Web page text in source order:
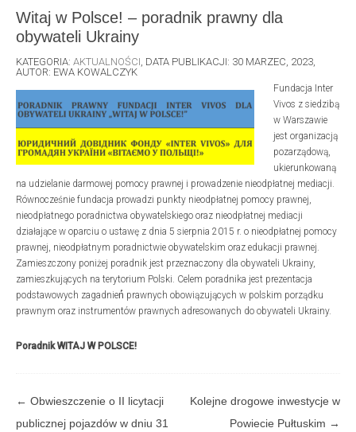
Witaj w Polsce! – poradnik prawny dla
obywateli Ukrainy
KATEGORIA: AKTUALNOŚCI, DATA PUBLIKACJI: 30 MARZEC, 2023,
AUTOR: EWA KOWALCZYK
Fundacja Inter
Vivos z siedzibą
w Warszawie
jest organizacją
pozarządową,
ukierunkowaną
na udzielanie darmowej pomocy prawnej i prowadzenie nieodpłatnej mediacji.
Równocześnie fundacja prowadzi punkty nieodpłatnej pomocy prawnej,
nieodpłatnego poradnictwa obywatelskiego oraz nieodpłatnej mediacji
działające w oparciu o ustawę z dnia 5 sierpnia 2015 r. o nieodpłatnej pomocy
prawnej, nieodpłatnym poradnictwie obywatelskim oraz edukacji prawnej.
Zamieszczony poniżej poradnik jest przeznaczony dla obywateli Ukrainy,
zamieszkujących na terytorium Polski. Celem poradnika jest prezentacja
podstawowych zagadnień́ prawnych obowiązujących w polskim porządku
prawnym oraz instrumentów prawnych adresowanych do obywateli Ukrainy.
Poradnik WITAJ W POLSCE!
Zobacz
wpisy
← Obwieszczenie o II licytacji
publicznej pojazdów w dniu 31
Kolejne drogowe inwestycje w
Powiecie Pułtuskim →